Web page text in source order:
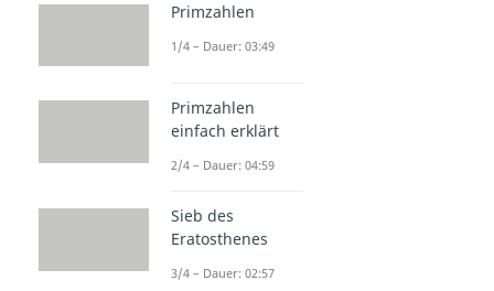
Primzahlen
1/4 – Dauer: 03:49
Primzahlen
einfach erklärt
2/4 – Dauer: 04:59
Sieb des
Eratosthenes
3/4 – Dauer: 02:57